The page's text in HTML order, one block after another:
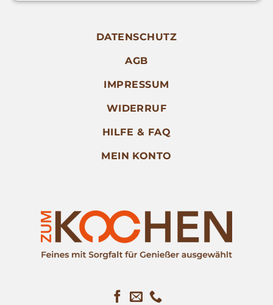
DATENSCHUTZ
AGB
IMPRESSUM
WIDERRUF
HILFE & FAQ
MEIN KONTO